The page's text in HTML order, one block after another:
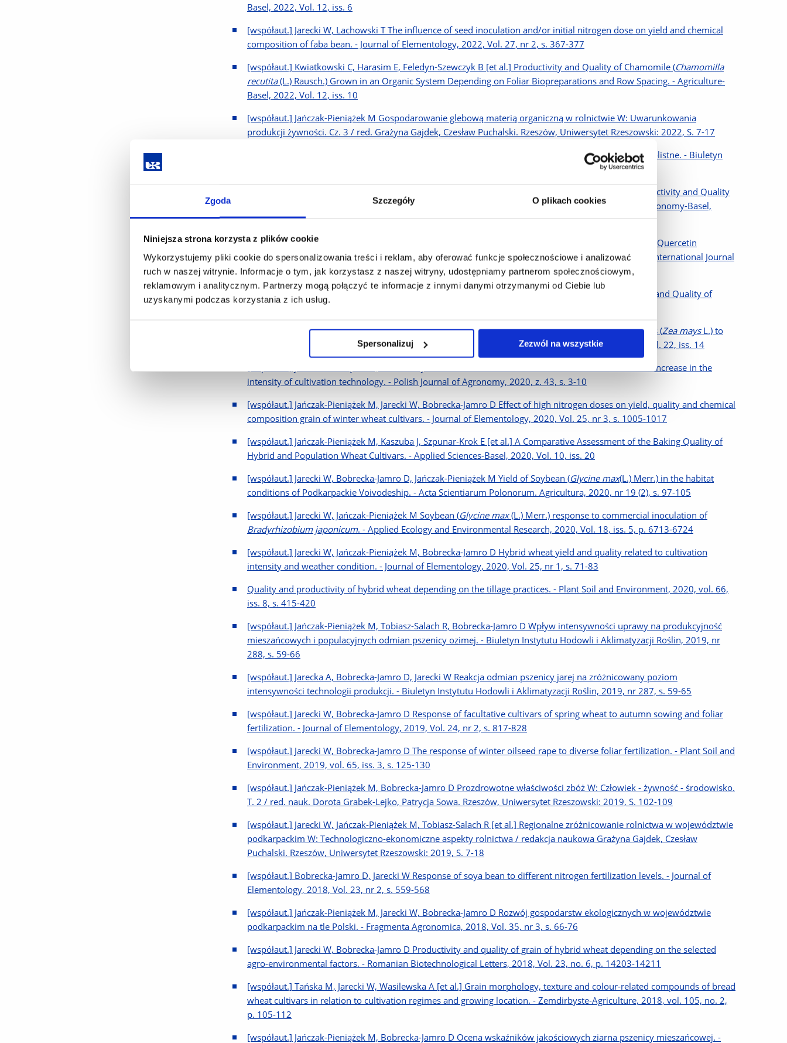
Zgoda Szczegóły O plikach cookies
Niniejsza strona korzysta z plików cookie
Wykorzystujemy pliki cookie do spersonalizowania treści i reklam, aby oferować funkcje społecznościowe i analizować
ruch w naszej witrynie. Informacje o tym, jak korzystasz z naszej witryny, udostępniamy partnerom społecznościowym,
reklamowym i analitycznym. Partnerzy mogą połączyć te informacje z innymi danymi otrzymanymi od Ciebie lub
uzyskanymi podczas korzystania z ich usług.
Spersonalizuj Zezwól na wszystkie
Basel, 2022, Vol. 12, iss. 6
[współaut.] Jarecki W, Lachowski T The influence of seed inoculation and/or initial nitrogen dose on yield and chemical
composition of faba bean. - Journal of Elementology, 2022, Vol. 27, nr 2, s. 367-377
[współaut.] Kwiatkowski C, Harasim E, Feledyn-Szewczyk B [et al.] Productivity and Quality of Chamomile (Chamomilla
recutita(L.) Rausch.) Grown in an Organic System Depending on Foliar Biopreparations and Row Spacing. - Agriculture-
Basel, 2022, Vol. 12, iss. 10
[współaut.] Jańczak-Pieniążek M Gospodarowanie glebową materią organiczną w rolnictwie W: Uwarunkowania
produkcji żywności. Cz. 3 / red. Grażyna Gajdek, Czesław Puchalski. Rzeszów, Uniwersytet Rzeszowski: 2022, S. 7-17
[współaut.] Jańczak-Pieniążek M Reakcja pszenicy hybrydowej na wysokie dawki azotu i nawożenie dolistne. - Biuletyn
[współaut.] Jańczak-Pieniążek M, Bobrecka-Jamro D, Szpunar-Krok E [et al.] Morphophysiology, Productivity and Quality
(L.) Merr.) cv. Merlin in Response to Row Spacing and Seeding Systems. - Agronomy-Basel,
2021, Vol. 11, iss. 2
[współaut.] Jańczak-Pieniążek M, Migut D, Piechowiak T [et al.] The Effect of Exogenous Application of Quercetin
Derivative Solutions on the Course of Physiological and Biochemical Processes in Wheat Seedlings. - International Journal
of Molecular Sciences, 2021, Vol. 22, iss. 13
[współaut.] Migut D, Jańczak-Pieniążek M Effect of Soil Tillage Practice on Photosynthesis, Grain Yield and Quality of
Hybrid Winter Wheat. - Agriculture-Basel, 2021, Vol. 11, iss. 6
[współaut.] Migut D, Jańczak-Pieniążek M, Piechowiak T [et al.] Physiological Response of Maize Plants (Zea maysL.) to
the Use of the Potassium Quercetin Derivative. - International Journal of Molecular Sciences, 2021, Vol. 22, iss. 14
[współaut.] Jańczak-Pieniążek M, Bobrecka-Jamro D Reaction of selected winter wheat cultivars to an increase in the
intensity of cultivation technology. - Polish Journal of Agronomy, 2020, z. 43, s. 3-10
[współaut.] Jańczak-Pieniążek M, Jarecki W, Bobrecka-Jamro D Effect of high nitrogen doses on yield, quality and chemical
composition grain of winter wheat cultivars. - Journal of Elementology, 2020, Vol. 25, nr 3, s. 1005-1017
[współaut.] Jańczak-Pieniążek M, Kaszuba J, Szpunar-Krok E [et al.] A Comparative Assessment of the Baking Quality of
Hybrid and Population Wheat Cultivars. - Applied Sciences-Basel, 2020, Vol. 10, iss. 20
[współaut.] Jarecki W, Bobrecka-Jamro D, Jańczak-Pieniążek M Yield of Soybean (Glycine max(L.) Merr.) in the habitat
conditions of Podkarpackie Voivodeship. - Acta Scientiarum Polonorum. Agricultura, 2020, nr 19 (2), s. 97-105
[współaut.] Jarecki W, Jańczak-Pieniążek M Soybean (Glycine max(L.) Merr.) response to commercial inoculation of
Bradyrhizobium japonicum. - Applied Ecology and Environmental Research, 2020, Vol. 18, iss. 5, p. 6713-6724
[współaut.] Jarecki W, Jańczak-Pieniążek M, Bobrecka-Jamro D Hybrid wheat yield and quality related to cultivation
intensity and weather condition. - Journal of Elementology, 2020, Vol. 25, nr 1, s. 71-83
Quality and productivity of hybrid wheat depending on the tillage practices. - Plant Soil and Environment, 2020, vol. 66,
iss. 8, s. 415-420
[współaut.] Jańczak-Pieniążek M, Tobiasz-Salach R, Bobrecka-Jamro D Wpływ intensywności uprawy na produkcyjność
mieszańcowych i populacyjnych odmian pszenicy ozimej. - Biuletyn Instytutu Hodowli i Aklimatyzacji Roślin, 2019, nr
288, s. 59-66
[współaut.] Jarecka A, Bobrecka-Jamro D, Jarecki W Reakcja odmian pszenicy jarej na zróżnicowany poziom
intensywności technologii produkcji. - Biuletyn Instytutu Hodowli i Aklimatyzacji Roślin, 2019, nr 287, s. 59-65
[współaut.] Jarecki W, Bobrecka-Jamro D Response of facultative cultivars of spring wheat to autumn sowing and foliar
fertilization. - Journal of Elementology, 2019, Vol. 24, nr 2, s. 817-828
[współaut.] Jarecki W, Bobrecka-Jamro D The response of winter oilseed rape to diverse foliar fertilization. - Plant Soil and
Environment, 2019, vol. 65, iss. 3, s. 125-130
[współaut.] Jańczak-Pieniążek M, Bobrecka-Jamro D Prozdrowotne właściwości zbóż W: Człowiek - żywność - środowisko.
T. 2 / red. nauk. Dorota Grabek-Lejko, Patrycja Sowa. Rzeszów, Uniwersytet Rzeszowski: 2019, S. 102-109
[współaut.] Jarecki W, Jańczak-Pieniążek M, Tobiasz-Salach R [et al.] Regionalne zróżnicowanie rolnictwa w województwie
podkarpackim W: Technologiczno-ekonomiczne aspekty rolnictwa / redakcja naukowa Grażyna Gajdek, Czesław
Puchalski. Rzeszów, Uniwersytet Rzeszowski: 2019, S. 7-18
[współaut.] Bobrecka-Jamro D, Jarecki W Response of soya bean to different nitrogen fertilization levels. - Journal of
Elementology, 2018, Vol. 23, nr 2, s. 559-568
[współaut.] Jańczak-Pieniążek M, Jarecki W, Bobrecka-Jamro D Rozwój gospodarstw ekologicznych w województwie
podkarpackim na tle Polski. - Fragmenta Agronomica, 2018, Vol. 35, nr 3, s. 66-76
[współaut.] Jarecki W, Bobrecka-Jamro D Productivity and quality of grain of hybrid wheat depending on the selected
agro-environmental factors. - Romanian Biotechnological Letters, 2018, Vol. 23, no. 6, p. 14203-14211
[współaut.] Tańska M, Jarecki W, Wasilewska A [et al.] Grain morphology, texture and colour-related compounds of bread
wheat cultivars in relation to cultivation regimes and growing location. - Zemdirbyste-Agriculture, 2018, vol. 105, no. 2,
p. 105-112
[współaut.] Jańczak-Pieniążek M, Bobrecka-Jamro D Ocena wskaźników jakościowych ziarna pszenicy mieszańcowej. -